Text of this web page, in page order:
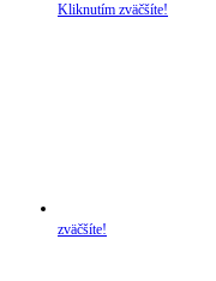
Kliknutím zväčšíte!
zväčšíte!